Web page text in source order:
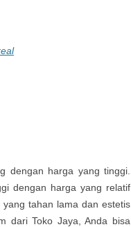
dengan harga yang tinggi.
dengan harga yang relatif
tahan lama dan estetis
dari Toko Jaya, Anda bisa